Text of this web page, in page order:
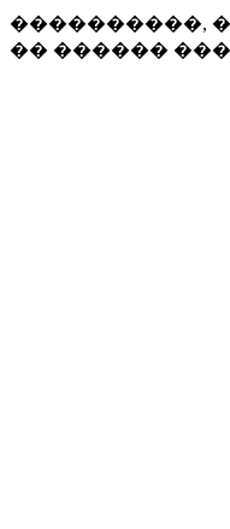
����������,
�� ������